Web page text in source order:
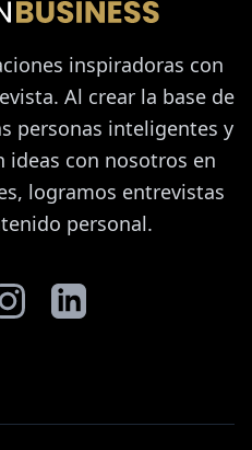
inspiradoras con
Al crear la base de
personas inteligentes y
ideas con nosotros en
logramos entrevistas
personal.